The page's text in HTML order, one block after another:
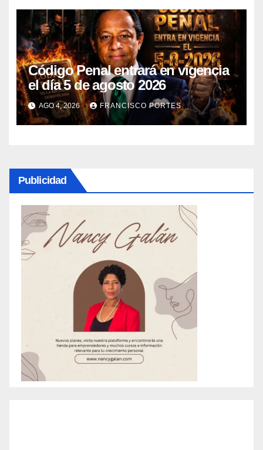
Código Penal entrará en vigencia
el día 5 de agosto 2026
AGO 4, 2026 FRANCISCO PORTES
Publicidad